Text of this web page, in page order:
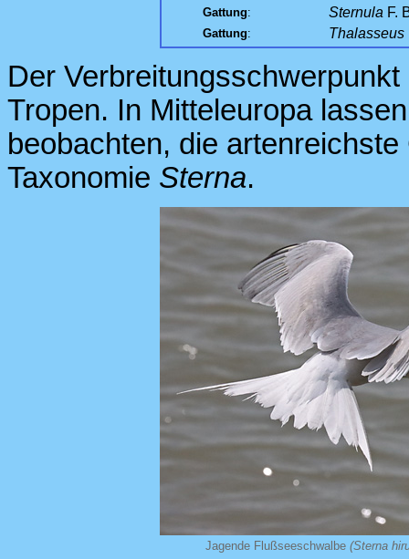
Gattung: Sternula F.
Gattung: Thalasseus
Der
Tropen. In Mitteleuropa
beobachten, die
Taxonomie Sterna.
Jagende Flußseeschwalbe (Sterna